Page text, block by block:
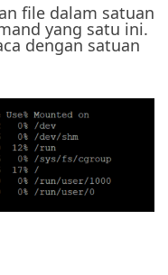
file dalam satuan
yang satu ini.
dengan satuan